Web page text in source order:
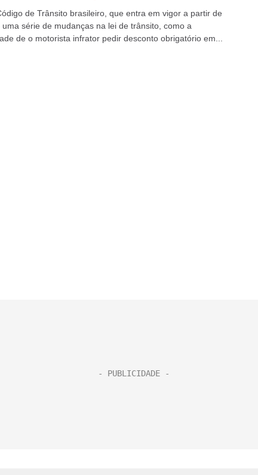
de Trânsito brasileiro, que entra em vigor a partir de
série de mudanças na lei de trânsito, como a
de o motorista infrator pedir desconto obrigatório em...